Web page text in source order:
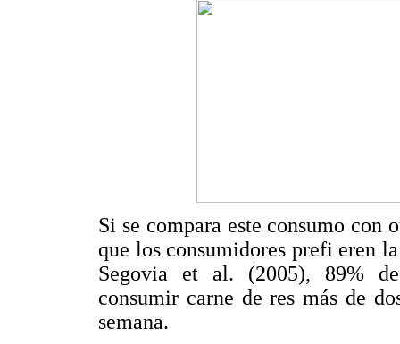
Si se compara este consumo con
que los consumidores prefi eren
Segovia et al. (2005), 89%
consumir carne de res más de
semana.